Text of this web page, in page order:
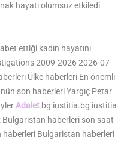
hayatı olumsuz etkiledi
ettiği kadın hayatını
2009-2026 2026-07-
Ülke haberleri En önemli
son haberleri Yargıç Petar
Adalet bg iustitia.bg iustitia
haberleri son saat
Bulgaristan haberleri